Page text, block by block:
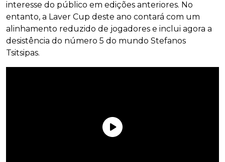
interesse do público em edições anteriores. No
entanto, a Laver Cup deste ano contará com um
alinhamento reduzido de jogadores e inclui agora a
desistência do número 5 do mundo Stefanos
Tsitsipas.